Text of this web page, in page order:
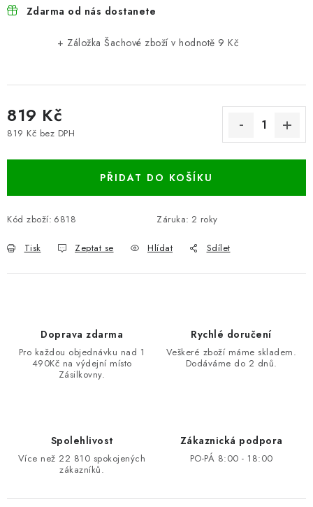
Zdarma od nás dostanete
+ Záložka Šachové zboží v hodnotě 9 Kč
819 Kč
819 Kč bez DPH
PŘIDAT DO KOŠÍKU
Kód zboží: 6818 Záruka: 2 roky
Tisk Zeptat se Hlídat Sdílet
Doprava zdarma
Pro každou objednávku nad 1
490Kč na výdejní místo
Zásilkovny.
Rychlé doručení
Veškeré zboží máme skladem.
Dodáváme do 2 dnů.
Spolehlivost
Více než 22 810 spokojených
zákazníků.
Zákaznická podpora
PO-PÁ 8:00 - 18:00